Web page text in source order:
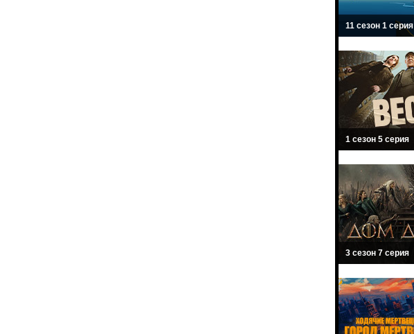
11 сезон 1 серия
1 сезон 5 серия
3 сезон 7 серия